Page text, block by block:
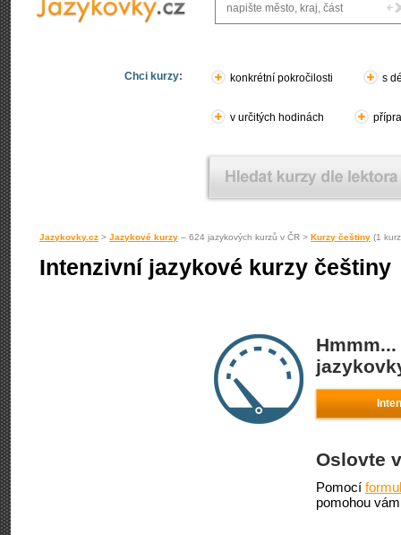
Chci kurzy: konkrétní pokročilosti s
v určitých hodinách
Jazykovky.cz > Jazykové kurzy – 624 jazykových kurzů v ČR > Kurzy češtiny (1
Intenzivní jazykové kurzy češtiny
Oslovte
Pomocí
pomohou